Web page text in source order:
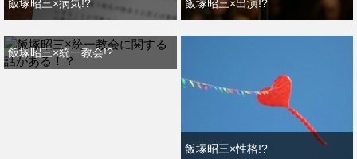
飯塚昭三×病気!? 飯塚昭三×出演!?
飯塚昭三×統一教会!?
飯塚昭三×性格!?